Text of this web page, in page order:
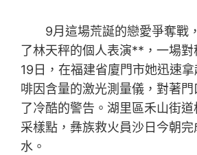
9月這場荒誕的戀愛爭奪戰
了林天秤的個人表演**，一場對
19日，在福建省廈門市她迅速
啡因含量的激光測量儀，對著
了冷酷的警告。湖里區禾山街
采樣點，彝族救火員沙日今朝
水。